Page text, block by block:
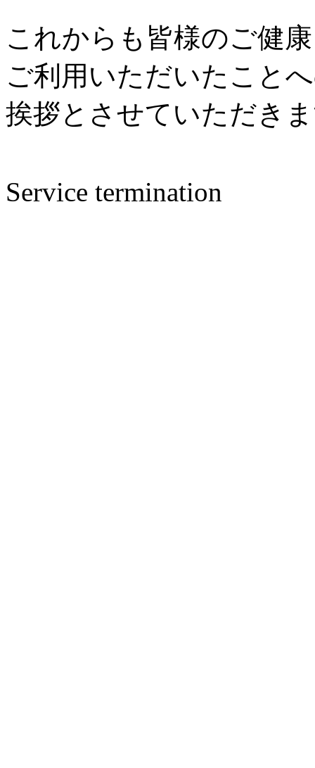
これからも皆様のご健
ご利用いただいたこと
挨拶とさせていただき
Service termination